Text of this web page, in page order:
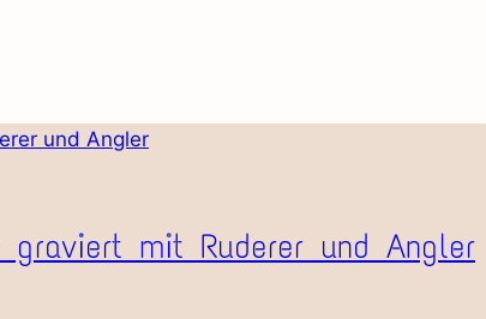
graviert mit Ruderer und Angler